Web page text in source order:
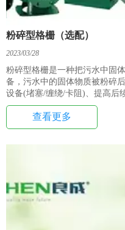
粉碎型格栅（选配）
2023/03/28
粉碎型格栅是一种把污水中固
备，污水中的固体物质被粉碎
设备(堵塞/缠绕/卡阻)、提高后
查看更多